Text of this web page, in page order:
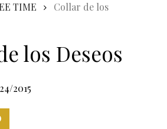
TIME
Collar de los
los Deseos
2015